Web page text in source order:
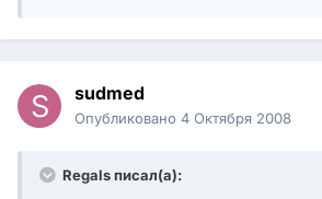
sudmed
Опубликовано 4 Октября 2008
Regals писал(а):